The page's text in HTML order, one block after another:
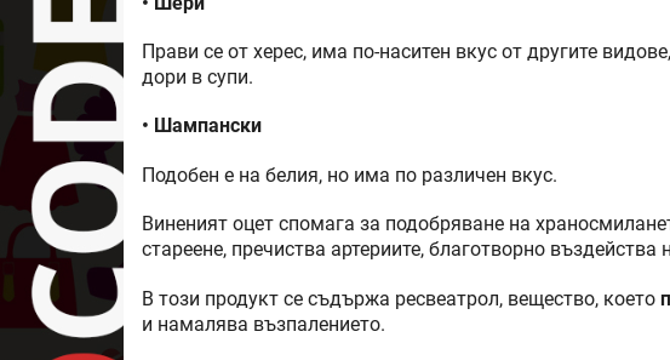
Прави се от херес, има по-наситен вкус от другите
дори в супи.
• Шампански
Подобен е на белия, но има по различен вкус.
Виненият оцет спомага за подобряване на
стареене, пречиства артериите, благотворно
В този продукт се съдържа ресвеатрол, вещество, което
и намалява възпалението.